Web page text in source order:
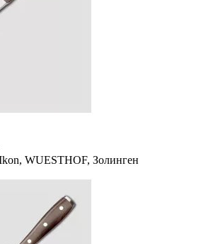
WUESTHOF, Золинген